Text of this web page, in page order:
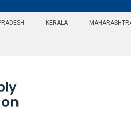
KERALA